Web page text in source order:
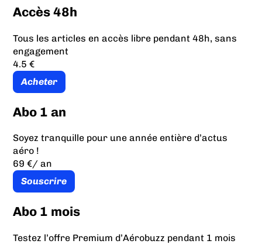
Accès 48h
Tous les articles en accès libre pendant 48h, sans
engagement
4.5 €
Acheter
Abo 1 an
Soyez tranquille pour une année entière d’actus
aéro !
69 €/ an
Souscrire
Abo 1 mois
Testez l’offre Premium d’Aérobuzz pendant 1 mois